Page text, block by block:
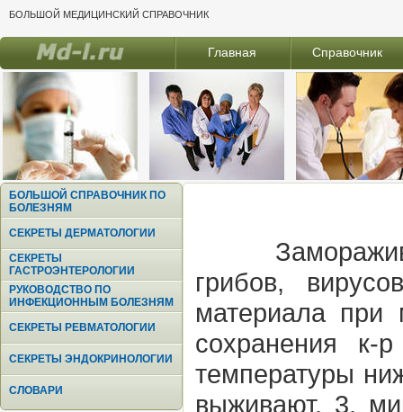
БОЛЬШОЙ МЕДИЦИНСКИЙ СПРАВОЧНИК
Главная Справочник
БОЛЬШОЙ СПРАВОЧНИК ПО
БОЛЕЗНЯМ
СЕКРЕТЫ ДЕРМАТОЛОГИИ
СЕКРЕТЫ
ГАСТРОЭНТЕРОЛОГИИ
РУКОВОДСТВО ПО
ИНФЕКЦИОННЫМ БОЛЕЗНЯМ
СЕКРЕТЫ РЕВМАТОЛОГИИ
СЕКРЕТЫ ЭНДОКРИНОЛОГИИ
СЛОВАРИ
грибов,
материала при
сохранения к-
температуры
выживают. 3.